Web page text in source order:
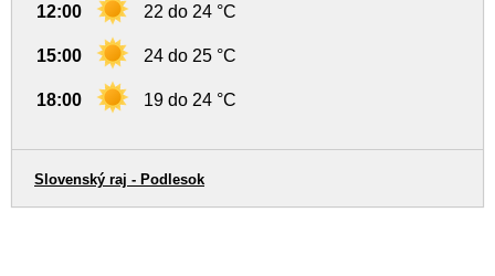
12:00 22 do 24 °C
15:00 24 do 25 °C
18:00 19 do 24 °C
Slovenský raj - Podlesok